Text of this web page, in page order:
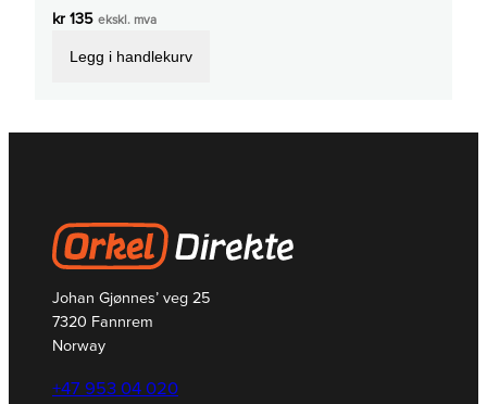
kr135 ekskl. mva
Legg i handlekurv
Johan Gjønnes’ veg 25
7320 Fannrem
Norway
+47 953 04 020